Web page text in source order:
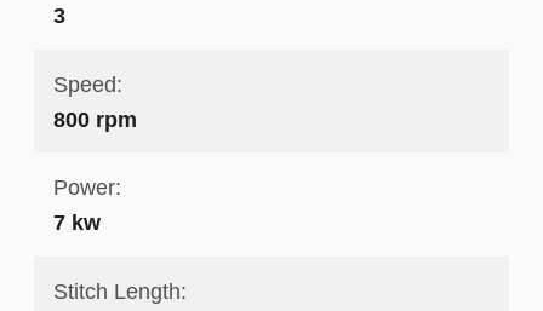
3
Speed:
800 rpm
Power:
7 kw
Stitch Length: